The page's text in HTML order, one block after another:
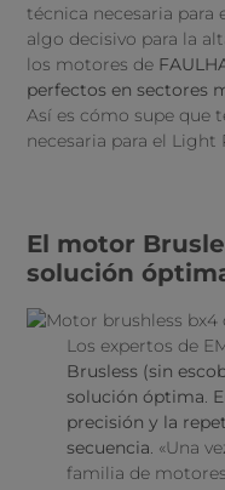
técnica necesaria
algo decisivo para la
los motores de
perfectos en sectores
Así es cómo supe que
necesaria para el Light
El motor
solución
Los expertos de
Brusless (sin
solución óptima.
precisión y la
secuencia. «Una
familia de